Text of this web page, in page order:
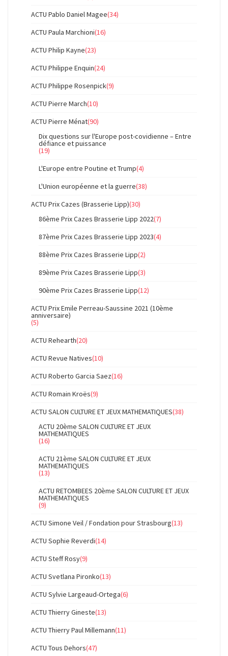
ACTU Pablo Daniel Magee(34)
ACTU Paula Marchioni(16)
ACTU Philip Kayne(23)
ACTU Philippe Enquin(24)
ACTU Philippe Rosenpick(9)
ACTU Pierre March(10)
ACTU Pierre Ménat(90)
Dix questions sur l'Europe post-covidienne – Entre
défiance et puissance
(19)
L'Europe entre Poutine et Trump(4)
L'Union européenne et la guerre(38)
ACTU Prix Cazes (Brasserie Lipp)(30)
86ème Prix Cazes Brasserie Lipp 2022(7)
87ème Prix Cazes Brasserie Lipp 2023(4)
88ème Prix Cazes Brasserie Lipp(2)
89ème Prix Cazes Brasserie Lipp(3)
90ème Prix Cazes Brasserie Lipp(12)
ACTU Prix Emile Perreau-Saussine 2021 (10ème
anniversaire)
(5)
ACTU Rehearth(20)
ACTU Revue Natives(10)
ACTU Roberto Garcia Saez(16)
ACTU Romain Kroës(9)
ACTU SALON CULTURE ET JEUX MATHEMATIQUES(38)
ACTU 20ème SALON CULTURE ET JEUX
MATHEMATIQUES
(16)
ACTU 21ème SALON CULTURE ET JEUX
MATHEMATIQUES
(13)
ACTU RETOMBEES 20ème SALON CULTURE ET JEUX
MATHEMATIQUES
(9)
ACTU Simone Veil / Fondation pour Strasbourg(13)
ACTU Sophie Reverdi(14)
ACTU Steff Rosy(9)
ACTU Svetlana Pironko(13)
ACTU Sylvie Largeaud-Ortega(6)
ACTU Thierry Gineste(13)
ACTU Thierry Paul Millemann(11)
ACTU Tous Dehors(47)